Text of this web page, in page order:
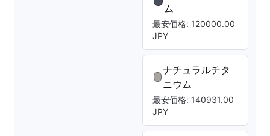
ム
最安価格: 120000.00
JPY
ナチュラルチタ
ニウム
最安価格: 140931.00
JPY